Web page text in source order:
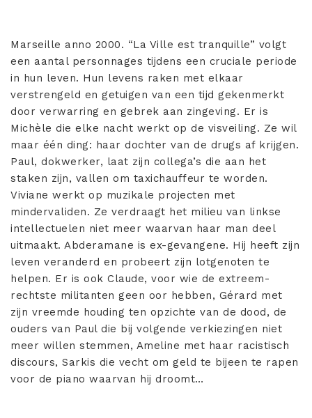
Marseille anno 2000. “La Ville est tranquille” volgt
een aantal personnages tijdens een cruciale periode
in hun leven. Hun levens raken met elkaar
verstrengeld en getuigen van een tijd gekenmerkt
door verwarring en gebrek aan zingeving. Er is
Michèle die elke nacht werkt op de visveiling. Ze wil
maar één ding: haar dochter van de drugs af krijgen.
Paul, dokwerker, laat zijn collega’s die aan het
staken zijn, vallen om taxichauffeur te worden.
Viviane werkt op muzikale projecten met
mindervaliden. Ze verdraagt het milieu van linkse
intellectuelen niet meer waarvan haar man deel
uitmaakt. Abderamane is ex-gevangene. Hij heeft zijn
leven veranderd en probeert zijn lotgenoten te
helpen. Er is ook Claude, voor wie de extreem-
rechtste militanten geen oor hebben, Gérard met
zijn vreemde houding ten opzichte van de dood, de
ouders van Paul die bij volgende verkiezingen niet
meer willen stemmen, Ameline met haar racistisch
discours, Sarkis die vecht om geld te bijeen te rapen
voor de piano waarvan hij droomt…